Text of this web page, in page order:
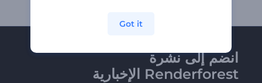
انضم إلى نشرة
Renderforest الإخبارية
Got it